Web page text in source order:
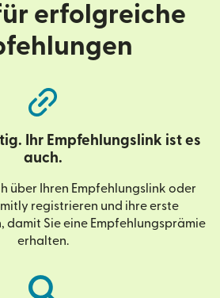
erfolgreiche
Ihr Empfehlungslink ist es
auch.
über Ihren Empfehlungslink oder
registrieren und ihre erste
damit Sie eine Empfehlungsprämie
erhalten.